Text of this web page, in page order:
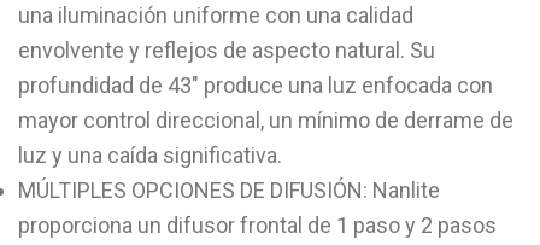
una iluminación uniforme con una calidad
envolvente y reflejos de aspecto natural. Su
profundidad de 43″ produce una luz enfocada con
mayor control direccional, un mínimo de derrame de
luz y una caída significativa.
MÚLTIPLES OPCIONES DE DIFUSIÓN: Nanlite
proporciona un difusor frontal de 1 paso y 2 pasos